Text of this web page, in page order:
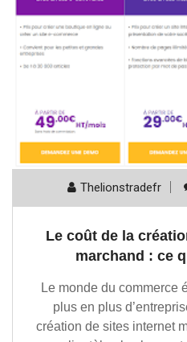
Thelionstradefr
Le coût de la
marchand : ce
Le monde du commerce
plus en plus
création de sites internet